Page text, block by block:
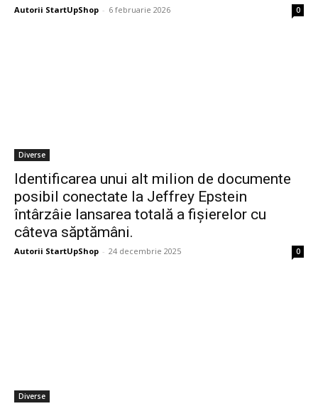
Autorii StartUpShop - 6 februarie 2026 0
Diverse
Identificarea unui alt milion de documente
posibil conectate la Jeffrey Epstein
întârzâie lansarea totală a fișierelor cu
câteva săptămâni.
Autorii StartUpShop - 24 decembrie 2025 0
Diverse